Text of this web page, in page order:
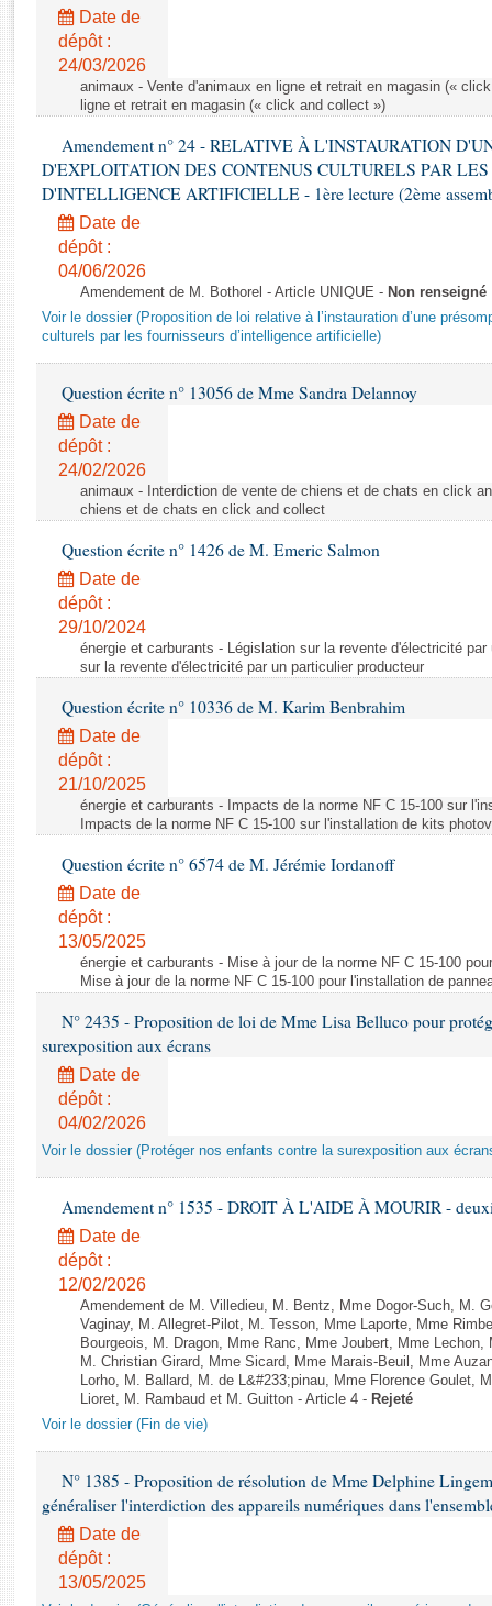
Rapports législatifs
Rapports sur l'application des lois
Baromètre de l’application des lois
Dossiers législatifs
Budget et sécurité sociale
Questions écrites et orales
Comptes rendus des débats
Date de
dépôt :
24/03/2026
animaux - Vente d'animaux en ligne et retrait en magasin («
ligne et retrait en magasin (« click and collect »)
Amendement n° 24 - RELATIVE À L'INSTAURATION
D'EXPLOITATION DES CONTENUS CULTURELS PAR LES
D'INTELLIGENCE ARTIFICIELLE - 1ère lecture (2ème
Date de
dépôt :
04/06/2026
Amendement de M. Bothorel - Article UNIQUE - Non renseigné
Voir le dossier (Proposition de loi relative à l’instauration d’une
culturels par les fournisseurs d’intelligence artificielle)
Question écrite n° 13056 de Mme Sandra Delannoy
Date de
dépôt :
24/02/2026
animaux - Interdiction de vente de chiens et de chats en click
chiens et de chats en click and collect
Question écrite n° 1426 de M. Emeric Salmon
Date de
dépôt :
29/10/2024
énergie et carburants - Législation sur la revente d'électricité
sur la revente d'électricité par un particulier producteur
Question écrite n° 10336 de M. Karim Benbrahim
Date de
dépôt :
21/10/2025
énergie et carburants - Impacts de la norme NF C 15-100 sur
Impacts de la norme NF C 15-100 sur l'installation de kits
Question écrite n° 6574 de M. Jérémie Iordanoff
Date de
dépôt :
13/05/2025
énergie et carburants - Mise à jour de la norme NF C 15-100
Mise à jour de la norme NF C 15-100 pour l'installation de
N° 2435 - Proposition de loi de Mme Lisa Belluco pour
surexposition aux écrans
Date de
dépôt :
04/02/2026
Voir le dossier (Protéger nos enfants contre la surexposition aux
Amendement n° 1535 - DROIT À L'AIDE À MOURIR -
Date de
dépôt :
12/02/2026
Amendement de M. Villedieu, M. Bentz, Mme Dogor-Such, M.
Vaginay, M. Allegret-Pilot, M. Tesson, Mme Laporte, Mme
Bourgeois, M. Dragon, Mme Ranc, Mme Joubert, Mme
M. Christian Girard, Mme Sicard, Mme Marais-Beuil, Mme
Lorho, M. Ballard, M. de L&#233;pinau, Mme Florence Goulet,
Lioret, M. Rambaud et M. Guitton - Article 4 - Rejeté
Voir le dossier (Fin de vie)
N° 1385 - Proposition de résolution de Mme Delphine
généraliser l'interdiction des appareils numériques dans
Date de
dépôt :
13/05/2025